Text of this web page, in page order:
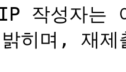
작성자는
히며, 재